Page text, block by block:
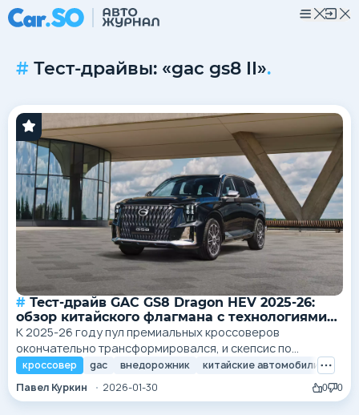
Тест-драйвы: «gac gs8 II».
обзор китайского флагмана с технологиями
Toyota
К 2025-26 году пул премиальных кроссоверов
окончательно трансформировался, и скепсис по
отношению к китайским флагманам сменился
прагматичным интересом. Однако даже в этом
насыщенном поле GAC GS8 второго поколения занимает
кроссовер gac внедорожник китайские автомобили
Павел Куркин
2026-01-30 0 0